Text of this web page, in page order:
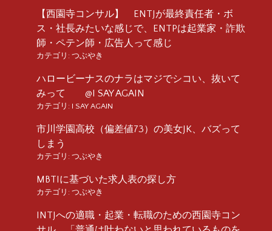
【西園寺コンサル】 ENTJが最終責任者・ボ
ス・社長みたいな感じで、ENTPは起業家・詐欺
師・ペテン師・広告人って感じ
カテゴリ: つぶやき
ハロービーナスのナラはマジでシコい、抜いて
みって @I SAY AGAIN
カテゴリ: I SAY AGAIN
市川学園高校（偏差値73）の美女JK、バズって
しまう
カテゴリ: つぶやき
MBTIに基づいた求人表の探し方
カテゴリ: つぶやき
INTJへの適職・起業・転職のための西園寺コン